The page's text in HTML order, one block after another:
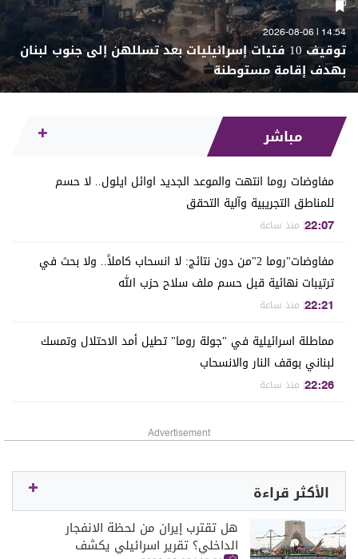
مباشر
مفاوضات روما انتهت والموعد الجديد اوائل ايلول.. لا حسم
للمناطق التجريبية وآلية التحقق
22:07| منذ ساعة
مفاوضات"روما 2"من دون نتائج: لا انسحاب كاملاً.. ولا بحث في
ترتيبات نهائية قبل حسم ملف سلاح حزب الله
22:21| منذ ساعة
مماطلة اسرائيلية في "جولة روما" تطيل أمد الاحتلال وتمسك
لبناني بوقف النار والانسحاب
22:26| منذ ساعة
Advertisement
14:54 | 2026-08-06
توقيف 10 فتيات إسرائيليات بعد تسللهن إلى جنوب لبنان
بهدف إقامة مستوطنة
الأكثر قراءة
هل تقترب إيران من لحظة الانفجار
الداخلي؟ تقرير اسرائيلي يكشف